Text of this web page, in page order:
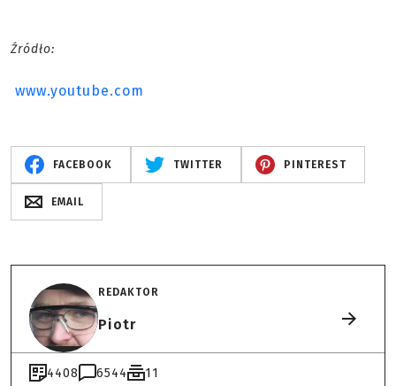
Źródło:
www.youtube.com
FACEBOOK TWITTER PINTEREST
EMAIL
REDAKTOR
Piotr
4408 6544 11